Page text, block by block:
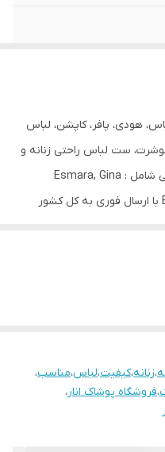
برگشت دارد
هودی، پافر، کاپشن، لباس
ست لباس راحتی زنانه و
دخترانه از برندهای معتبر ایرانی و خارجی شامل : Esmara, Gina
Benotti, Blue Motion, Leverge, Crivit با ارسال فوری به کل کشور
،زنانه،کیفیت،لباس،مناسب،
،فروشگاه پوشاک انار،